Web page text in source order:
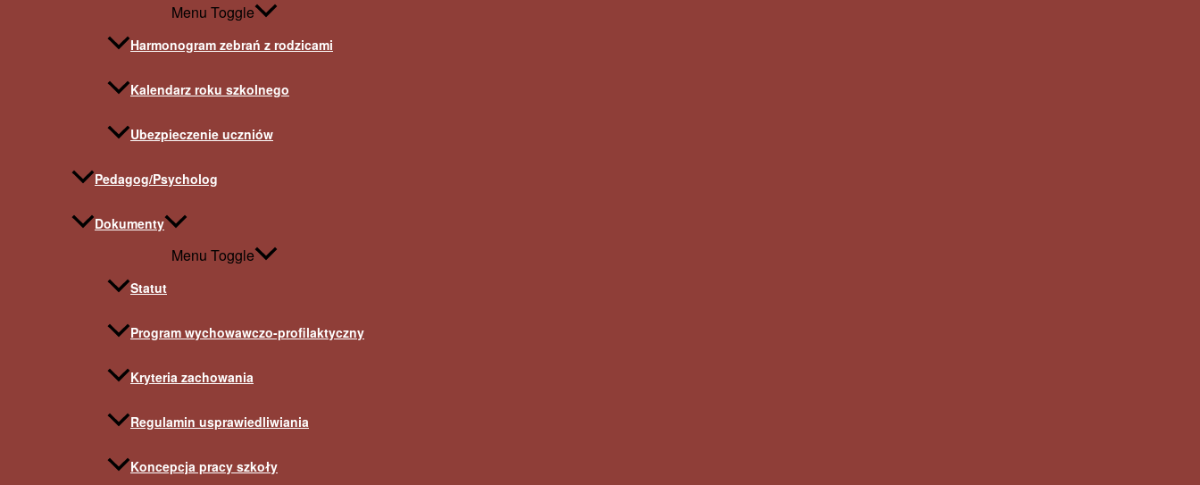
Menu Toggle
Harmonogram zebrań z rodzicami
Kalendarz roku szkolnego
Ubezpieczenie uczniów
Pedagog/Psycholog
Dokumenty
Menu Toggle
Statut
Program wychowawczo-profilaktyczny
Kryteria zachowania
Regulamin usprawiedliwiania
Koncepcja pracy szkoły